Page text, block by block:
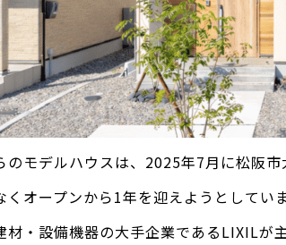
のモデルハウスは、2025年7月に松阪
くオープンから1年を迎えようとしてい
材・設備機器の大手企業であるLIXILが